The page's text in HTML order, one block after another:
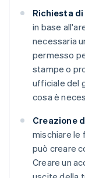
Richiesta
in base
necessaria
permesso
stampe o
ufficiale del
cosa è
Creazione
mischiare le
può creare
Creare un